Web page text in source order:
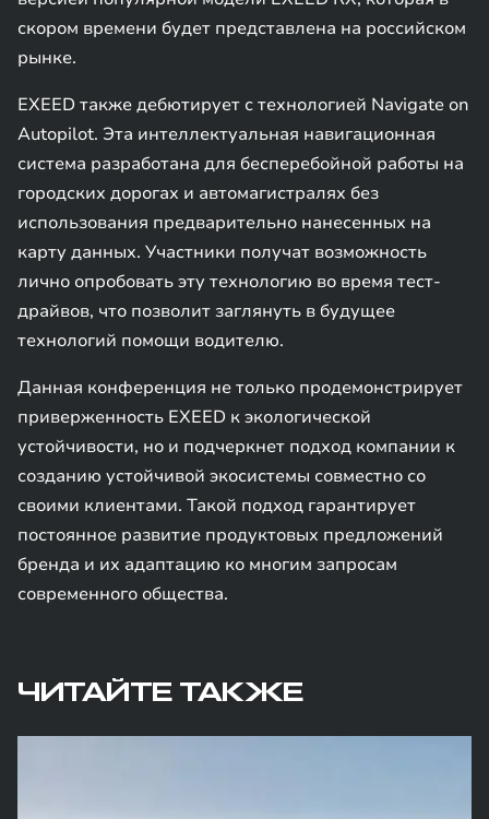
скором времени будет представлена на российском
рынке.
EXEED также дебютирует с технологией Navigate on
Autopilot. Эта интеллектуальная навигационная
система разработана для бесперебойной работы на
городских дорогах и автомагистралях без
использования предварительно нанесенных на
карту данных. Участники получат возможность
лично опробовать эту технологию во время тест-
драйвов, что позволит заглянуть в будущее
технологий помощи водителю.
Данная конференция не только продемонстрирует
приверженность EXEED к экологической
устойчивости, но и подчеркнет подход компании к
созданию устойчивой экосистемы совместно со
своими клиентами. Такой подход гарантирует
постоянное развитие продуктовых предложений
бренда и их адаптацию ко многим запросам
современного общества.
ЧИТАЙТЕ ТАКЖЕ